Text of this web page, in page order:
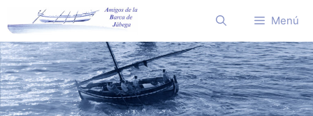
al
contenido
Menú